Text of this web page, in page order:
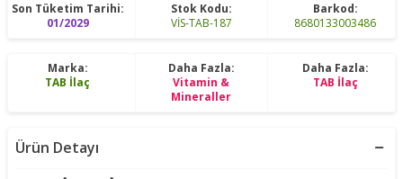
Son Tüketim Tarihi:
01/2029
Stok Kodu:
VİS-TAB-187
Barkod:
8680133003486
Marka:
TAB İlaç
Daha Fazla:
Vitamin &
Mineraller
Daha Fazla:
TAB İlaç
Ürün Detayı